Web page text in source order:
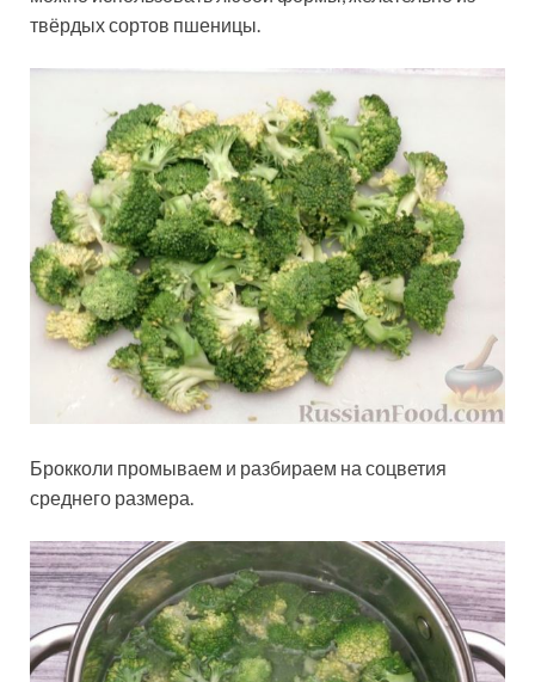
твёрдых сортов пшеницы.
Брокколи промываем и разбираем на соцветия
среднего размера.